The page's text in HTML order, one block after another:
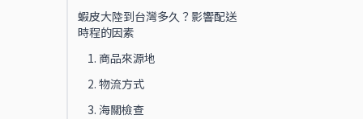
蝦皮大陸到台灣多久？影響配送
時程的因素
1. 商品來源地
2. 物流方式
3. 海關檢查